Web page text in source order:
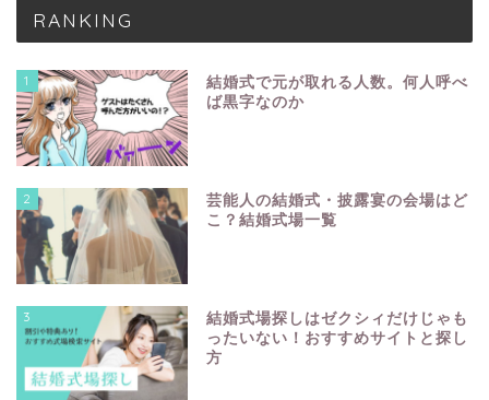
RANKING
1
結婚式で元が取れる人数。何人呼べ
ば黒字なのか
2
芸能人の結婚式・披露宴の会場はど
こ？結婚式場一覧
3
結婚式場探しはゼクシィだけじゃも
ったいない！おすすめサイトと探し
方